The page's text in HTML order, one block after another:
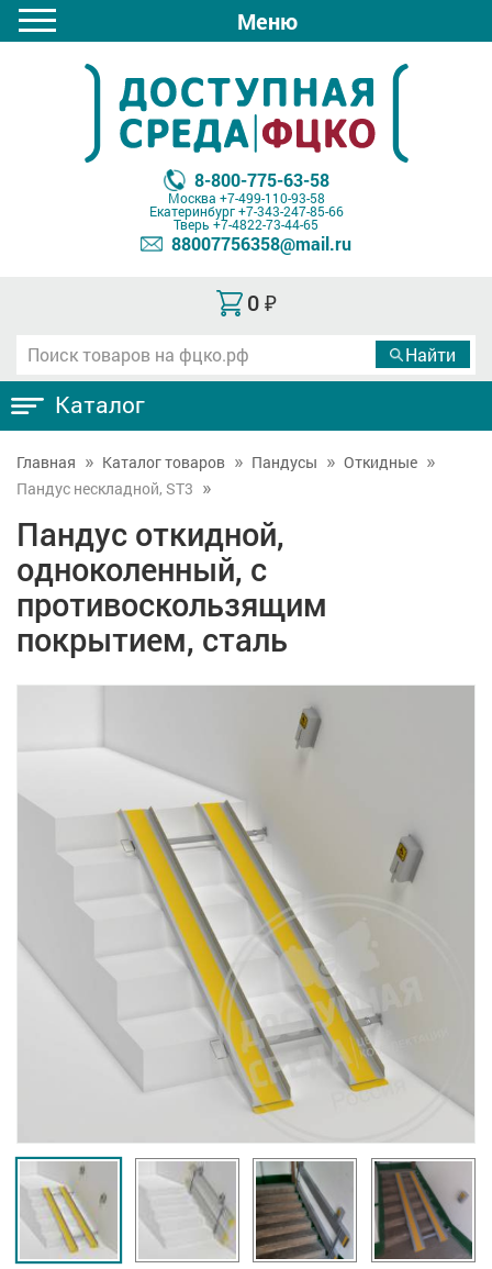
Меню
8-800-775-63-58
Москва +7-499-110-93-58
Екатеринбург+7-343-247-85-66
Тверь +7-4822-73-44-65
88007756358@mail.ru
0 ₽
Каталог
Главная Каталог товаров Пандусы
Откидные
Пандус нескладной, ST3
Пандус откидной,
одноколенный, с
противоскользящим
покрытием, сталь